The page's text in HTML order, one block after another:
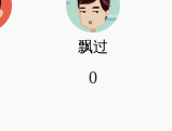
飘过
0